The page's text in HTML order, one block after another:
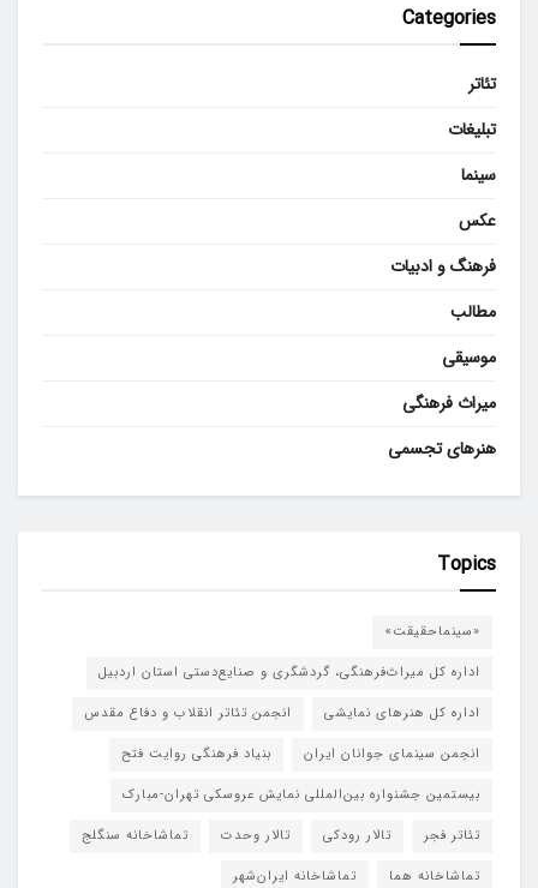
Categories
تئاتر
تبلیغات
سینما
عکس
فرهنگ و ادبیات
مطالب
موسیقی
میراث فرهنگی
هنرهای تجسمی
Topics
«سینماحقیقت»
اداره کل میراث‌فرهنگی، گردشگری و صنایع‌دستی استان اردبیل
اداره کل هنرهای نمایشی
انجمن تئاتر انقلاب و دفاع مقدس
انجمن سینمای جوانان ایران
بنیاد فرهنگی روایت فتح
بیستمین جشنواره بین‌المللی نمایش عروسکی تهران-مبارک
تئاتر فجر
تالار رودکی تالار وحدت
تماشاخانه سنگلج
تماشاخانه هما
تماشاخانه‌ ایران‌شهر